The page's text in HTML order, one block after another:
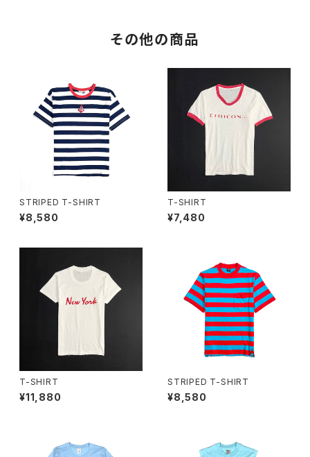
その他の商品
STRIPED T-SHIRT
¥8,580
T-SHIRT
¥7,480
T-SHIRT
¥11,880
STRIPED T-SHIRT
¥8,580